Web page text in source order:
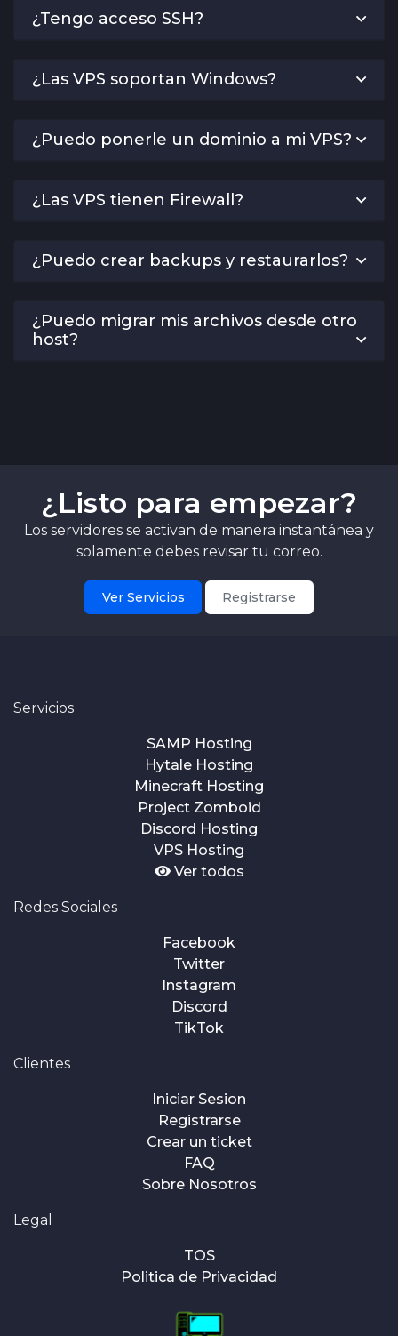
¿Tengo acceso SSH?
¿Las VPS soportan Windows?
¿Puedo ponerle un dominio a mi VPS?
¿Las VPS tienen Firewall?
¿Puedo crear backups y restaurarlos?
¿Puedo migrar mis archivos desde otro
host?
¿Listo para empezar?
Los servidores se activan de manera instantánea y
solamente debes revisar tu correo.
Ver Servicios Registrarse
Servicios
SAMP Hosting
Hytale Hosting
Minecraft Hosting
Project Zomboid
Discord Hosting
VPS Hosting
Ver todos
Redes Sociales
Facebook
Twitter
Instagram
Discord
TikTok
Clientes
Iniciar Sesion
Registrarse
Crear un ticket
FAQ
Sobre Nosotros
Legal
TOS
Politica de Privacidad